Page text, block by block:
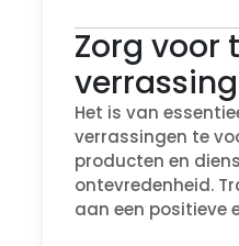
Zorg voor
Het is van
verrassingen te
producten en
ontevredenheid.
aan een positieve